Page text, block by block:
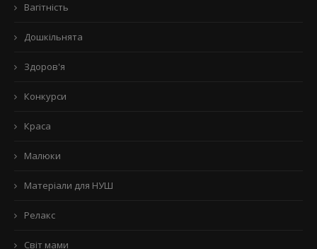
Вагітність
Дошкільнята
Здоров'я
Конкурси
Краса
Малюки
Матеріали для НУШ
Релакс
Світ мами